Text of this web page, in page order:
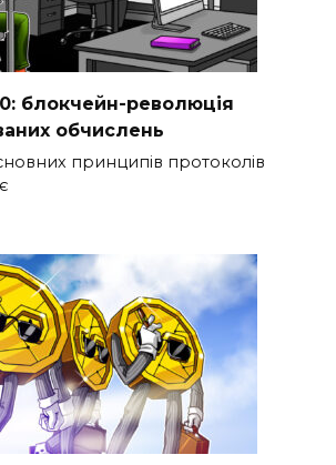
блокчейн-революція
обчислень
принципів протоколів